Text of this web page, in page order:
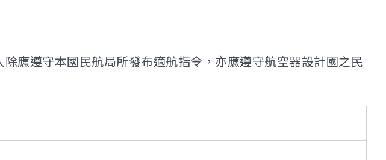
應遵守本國民航局所發布適航指令，亦應遵守航空器設計國之民